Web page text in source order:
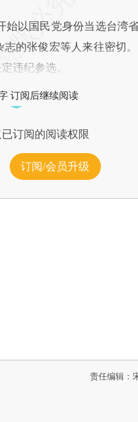
以国民党身份当选台湾
的张俊宏等人来往密切
违纪参选。
订阅后继续阅读
订阅的阅读权限
订阅/会员升级
责任编辑：